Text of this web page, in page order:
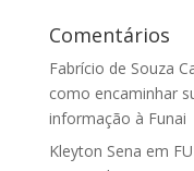
Comentários
Fabrício de Souza
como encaminhar
informação à Funai
Kleyton Sena em